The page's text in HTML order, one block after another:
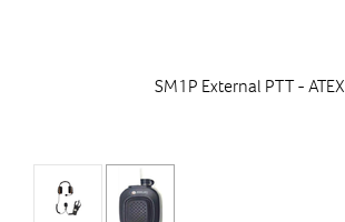
SM1P External PTT - ATEX